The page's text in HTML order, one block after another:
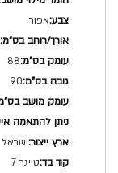
אפור
88
90
ישראל
טייגר 7